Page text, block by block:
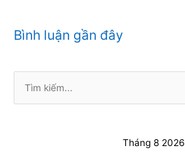
Bình luận gần đây
kiếm:
Tháng 8 2026